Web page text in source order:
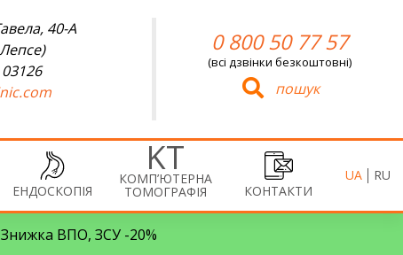
40-А
03126
0 800 50 77 57
(всі дзвінки безкоштовні)
пошук
ЕНДОСКОПІЯ
КОМП’ЮТЕРНА
ТОМОГРАФІЯ КОНТАКТИ
UA RU
Знижка ВПО, ЗСУ -20%